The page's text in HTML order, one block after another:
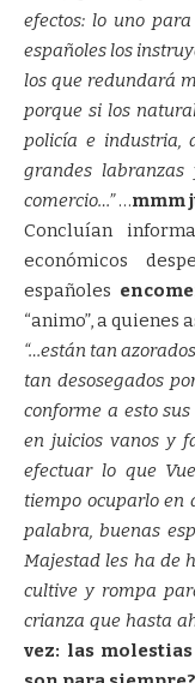
efectos: lo uno
españoles los
los que redundará
porque si los
policía e industria,
grandes
comercio…”…mmm
Concluían
económicos
españoles
“animo”, a quienes
“…están tan
tan desosegados
conforme a esto
en juicios vanos y
efectuar lo que
tiempo ocuparlo en
palabra, buenas
Majestad les ha de
cultive y rompa
crianza que hasta
vez: las